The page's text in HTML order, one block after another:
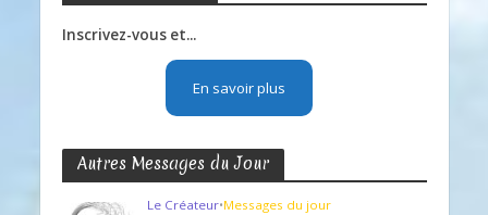
Inscrivez-vous et...
En savoir plus
Autres Messages du Jour
Le Créateur•Messages du jour